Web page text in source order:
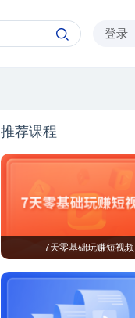
登录
推荐课程
7天零基础玩赚短视频